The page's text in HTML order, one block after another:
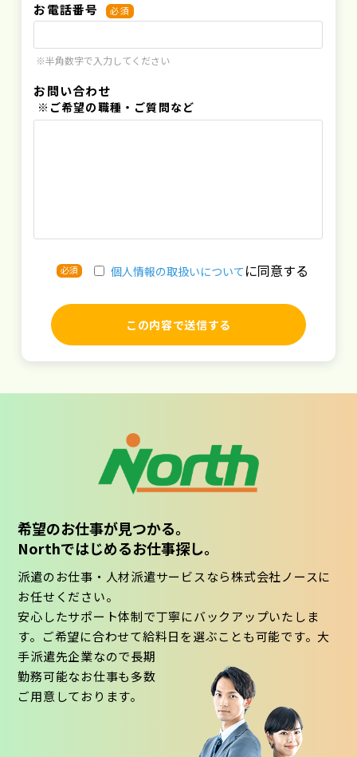
お電話番号 必須
※半角数字で入力してください
お問い合わせ
※ご希望の職種・ご質問など
必須 個人情報の取扱いについて に同意する
希望のお仕事が見つかる。
Northではじめるお仕事探し。
派遣のお仕事・人材派遣サービスなら株式会社ノースに
お任せください。
安心したサポート体制で丁寧にバックアップいたしま
す。ご希望に合わせて給料日を選ぶことも可能です。大
手派遣先企業なので長期
勤務可能なお仕事も多数
ご用意しております。